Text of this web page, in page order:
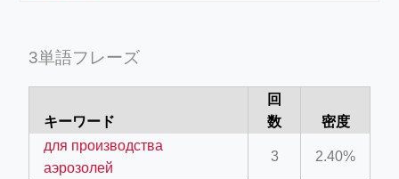
3単語フレーズ
キーワード
回
数
密度
для производства
аэрозолей
3 2.40%